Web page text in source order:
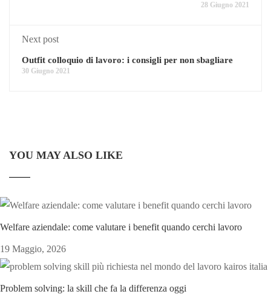
28 Giugno 2021
Next post
Outfit colloquio di lavoro: i consigli per non sbagliare
30 Giugno 2021
YOU MAY ALSO LIKE
Welfare aziendale: come valutare i benefit quando cerchi lavoro
19 Maggio, 2026
Problem solving: la skill che fa la differenza oggi